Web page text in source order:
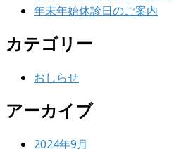
年末年始休診日のご案内
カテゴリー
おしらせ
アーカイブ
2024年9月